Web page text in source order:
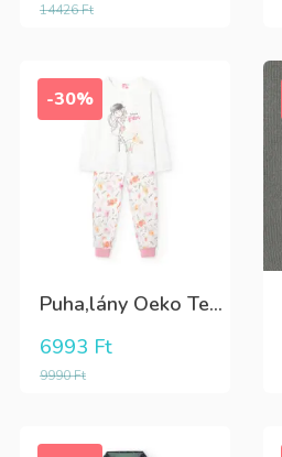
14426Ft
-30%
Puha,lány Oeko Tex bio pamut hosszú pizsama
9990Ft
6993 Ft